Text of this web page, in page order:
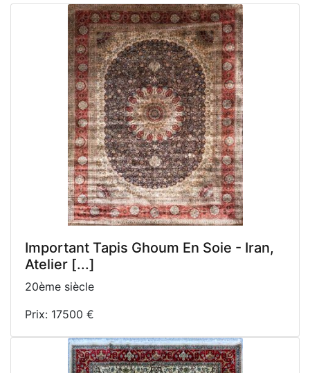
Important Tapis Ghoum En Soie - Iran,
Atelier [...]
20ème siècle
Prix: 17500 €